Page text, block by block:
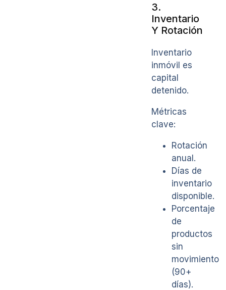
3.
Inventario
Y Rotación
Inventario
inmóvil es
capital
detenido.
Métricas
clave:
Rotación
anual.
Días de
inventario
disponible.
Porcentaje
de
productos
sin
movimiento
(90+
días).